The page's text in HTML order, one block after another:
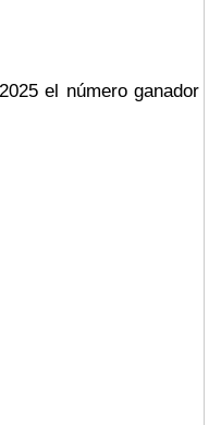
el número ganador